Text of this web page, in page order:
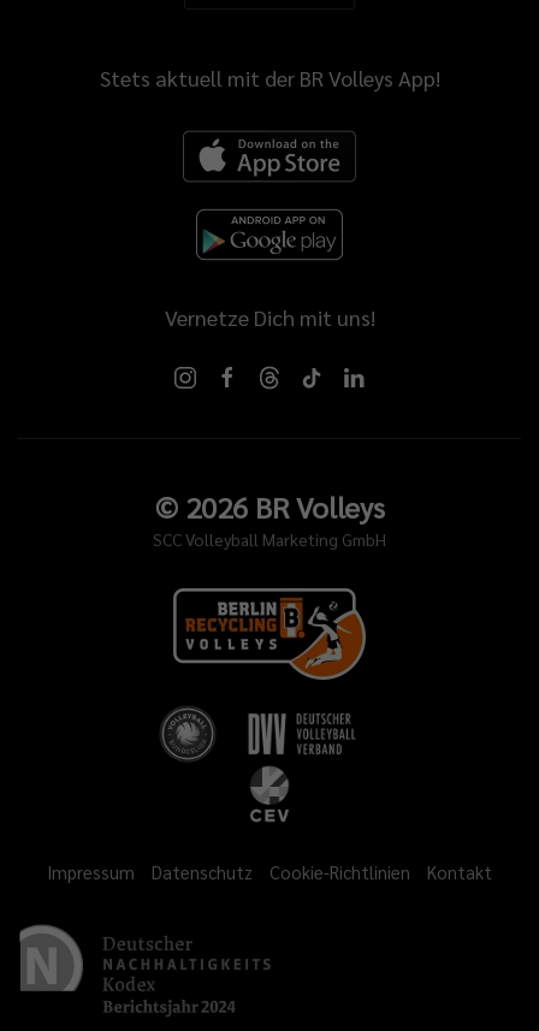
Stets aktuell mit der BR Volleys App!
Vernetze Dich mit uns!
© 2026BR Volleys
SCC Volleyball Marketing GmbH
Impressum Datenschutz Cookie-Richtlinien Kontakt